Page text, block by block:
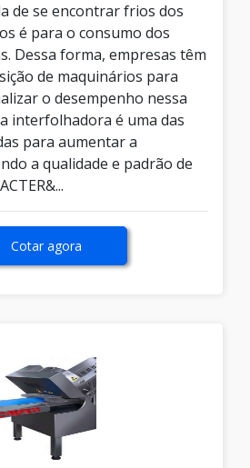
de se encontrar frios dos
é para o consumo dos
Dessa forma, empresas têm
de maquinários para
o desempenho nessa
interfolhadora é uma das
para aumentar a
a qualidade e padrão de
Cotar agora